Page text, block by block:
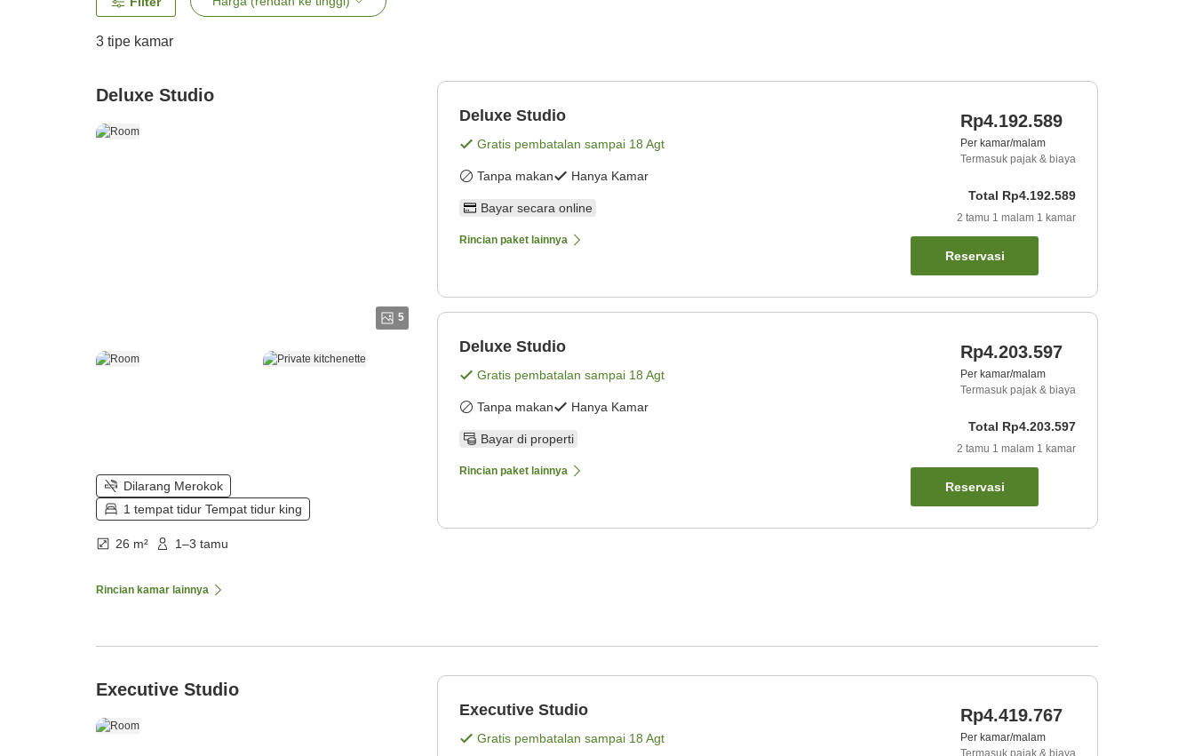
3 tipe kamar
Deluxe Studio
5
Dilarang Merokok
1 tempat tidur Tempat tidur king
26 m² 1–3 tamu
Rincian kamar lainnya
Deluxe Studio
Gratis pembatalan sampai 18 Agt
Tanpa makan Hanya Kamar
Bayar secara online
Rincian paket lainnya
Rp4.192.589
Per kamar/malam
Termasuk pajak & biaya
Total Rp4.192.589
2 tamu 1 malam 1 kamar
Reservasi
Deluxe Studio
Gratis pembatalan sampai 18 Agt
Tanpa makan Hanya Kamar
Bayar di properti
Rincian paket lainnya
Rp4.203.597
Per kamar/malam
Termasuk pajak & biaya
Total Rp4.203.597
2 tamu 1 malam 1 kamar
Reservasi
Executive Studio
Executive Studio
Gratis pembatalan sampai 18 Agt
Rp4.419.767
Per kamar/malam
Termasuk pajak & biaya